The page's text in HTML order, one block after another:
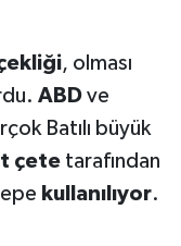
, olması
ABDve
Batılı büyük
çetetarafından
kullanılıyor.